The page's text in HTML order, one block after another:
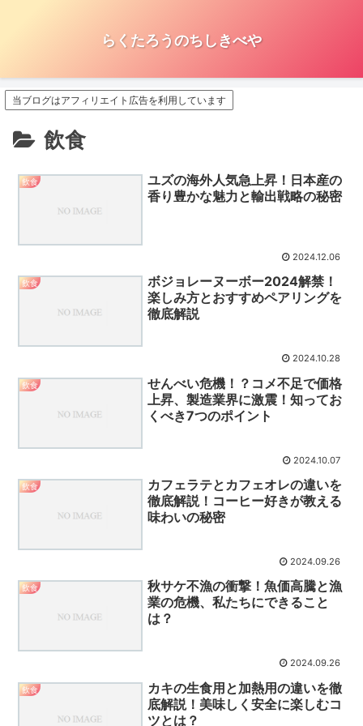
らくたろうのちしきべや
当ブログはアフィリエイト広告を利用しています
飲食
飲食
ユズの海外人気急上昇！日本産の
香り豊かな魅力と輸出戦略の秘密
2024.12.06
飲食
ボジョレーヌーボー2024解禁！
楽しみ方とおすすめペアリングを
徹底解説
2024.10.28
飲食
せんべい危機！？コメ不足で価格
上昇、製造業界に激震！知ってお
くべき7つのポイント
2024.10.07
飲食
カフェラテとカフェオレの違いを
徹底解説！コーヒー好きが教える
味わいの秘密
2024.09.26
飲食
秋サケ不漁の衝撃！魚価高騰と漁
業の危機、私たちにできること
は？
2024.09.26
飲食
カキの生食用と加熱用の違いを徹
底解説！美味しく安全に楽しむコ
ツとは？